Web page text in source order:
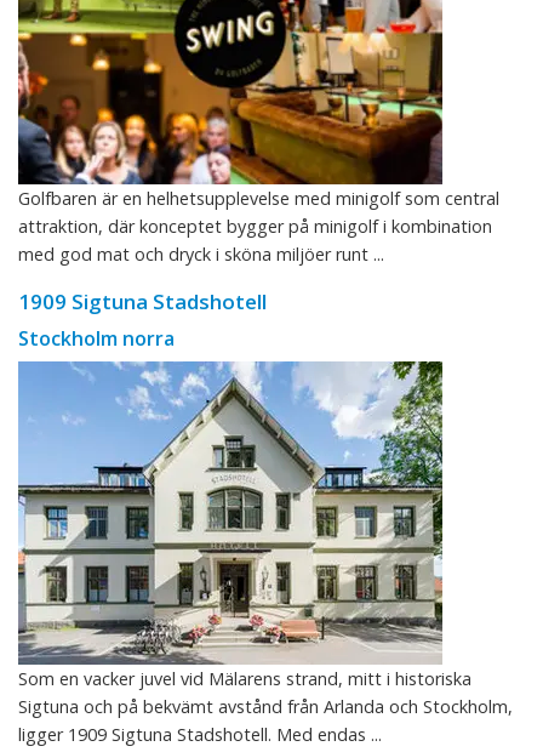
Golfbaren är en helhetsupplevelse med minigolf som central
attraktion, där konceptet bygger på minigolf i kombination
med god mat och dryck i sköna miljöer runt ...
1909 Sigtuna Stadshotell
Stockholm norra
Som en vacker juvel vid Mälarens strand, mitt i historiska
Sigtuna och på bekvämt avstånd från Arlanda och Stockholm,
ligger 1909 Sigtuna Stadshotell. Med endas ...